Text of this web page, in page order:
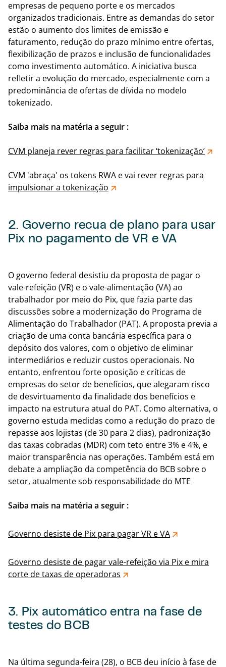
empresas de pequeno porte e os mercados
organizados tradicionais. Entre as demandas do setor
estão o aumento dos limites de emissão e
faturamento, redução do prazo mínimo entre ofertas,
flexibilização de prazos e inclusão de funcionalidades
como investimento automático. A iniciativa busca
refletir a evolução do mercado, especialmente com a
predominância de ofertas de dívida no modelo
tokenizado.
Saiba mais na matéria a seguir :
CVM planeja rever regras para facilitar ‘tokenização’
CVM 'abraça' os tokens RWA e vai rever regras para
impulsionar a tokenização
2. Governo recua de plano para usar
Pix no pagamento de VR e VA
O governo federal desistiu da proposta de pagar o
vale-refeição (VR) e o vale-alimentação (VA) ao
trabalhador por meio do Pix, que fazia parte das
discussões sobre a modernização do Programa de
Alimentação do Trabalhador (PAT). A proposta previa a
criação de uma conta bancária específica para o
depósito dos valores, com o objetivo de eliminar
intermediários e reduzir custos operacionais. No
entanto, enfrentou forte oposição e críticas de
empresas do setor de benefícios, que alegaram risco
de desvirtuamento da finalidade dos benefícios e
impacto na estrutura atual do PAT. Como alternativa, o
governo estuda medidas como a redução do prazo de
repasse aos lojistas (de 30 para 2 dias), padronização
das taxas cobradas (MDR) com teto entre 3% e 4%, e
maior transparência nas operações. Também está em
debate a ampliação da competência do BCB sobre o
setor, atualmente sob responsabilidade do MTE
Saiba mais na matéria a seguir :
Governo desiste de Pix para pagar VR e VA
Governo desiste de pagar vale-refeição via Pix e mira
corte de taxas de operadoras
3. Pix automático entra na fase de
testes do BCB
Na última segunda-feira (28), o BCB deu início à fase de